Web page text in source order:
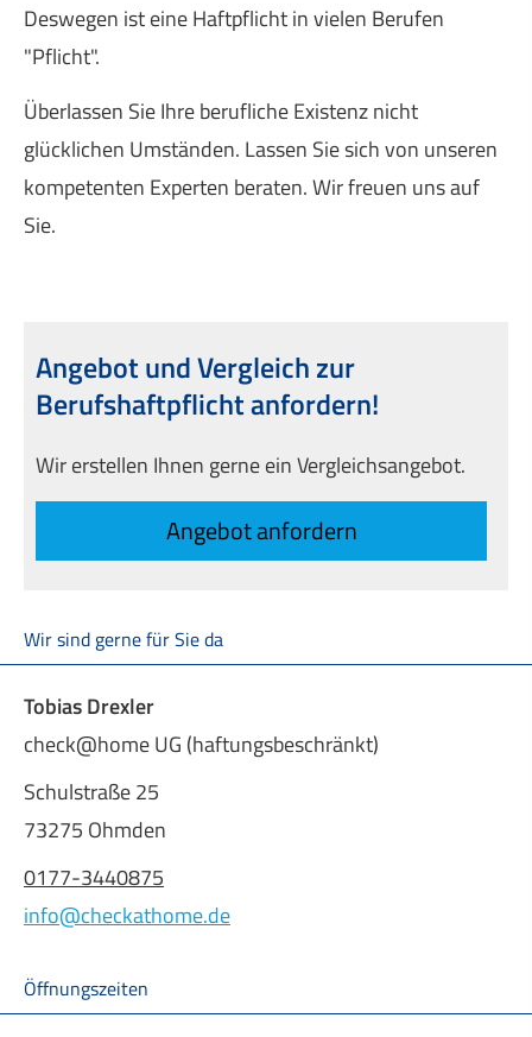
Deswegen ist eine Haft­pflicht in vielen Berufen
"Pflicht".
Überlassen Sie Ihre berufliche Existenz nicht
glücklichen Umständen. Lassen Sie sich von unseren
kompetenten Experten beraten. Wir freuen uns auf
Sie.
Angebot und Vergleich zur
Berufshaftpflicht anfordern!
Wir erstellen Ihnen gerne ein Vergleichsangebot.
An­ge­bot an­for­dern
Wir sind gerne für Sie da
Tobias Drexler
check@home UG (haftungsbeschränkt)
Schulstraße 25
73275 Ohmden
0177-3440875
info@checkathome.de
Öffnungszeiten